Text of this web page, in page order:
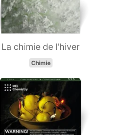
La chimie de l'hiver
Chimie